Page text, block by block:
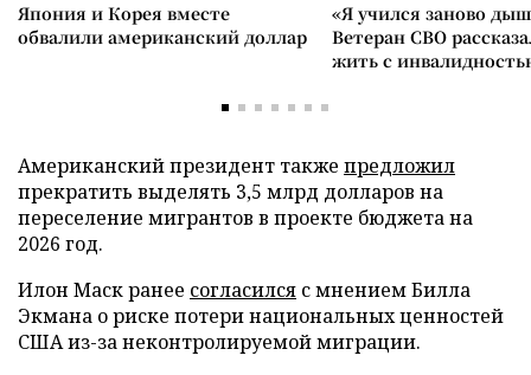
Япония и Корея вместе
обвалили американский доллар
«Я учился заново
Ветеран СВО
жить с
Американский президент также предложил
прекратить выделять 3,5 млрд долларов на
переселение мигрантов в проекте бюджета на
2026 год.
Илон Маск ранее согласился с мнением Билла
Экмана о риске потери национальных ценностей
США из-за неконтролируемой миграции.